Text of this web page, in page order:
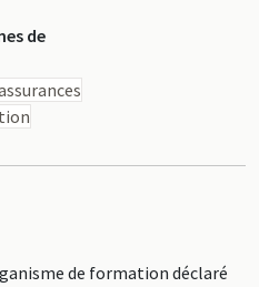
de
de formation déclaré